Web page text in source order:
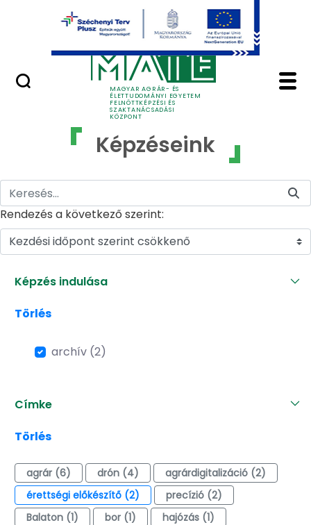
Ugrás a fő tartalomhoz
MAGYAR AGRÁR- ÉS
ÉLETTUDOMÁNYI EGYETEM
FELNŐTTKÉPZÉSI ÉS
SZAKTANÁCSADÁSI
KÖZPONT
Képzéseink - MATE
Képzéseink
Rendezés a következő szerint:
Kezdési időpont szerint csökkenő
Képzés indulása
Törlés
archív (2)
Címke
Törlés
agrár (6) drón (4)
agrárdigitalizáció (2)
érettségi előkészítő (2)
precízió (2)
Balaton (1)
bor (1)
hajózás (1)